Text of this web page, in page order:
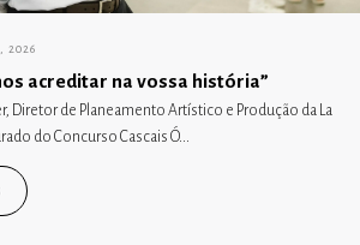
2026
acreditar na vossa história”
Diretor de Planeamento Artístico e Produção da La
do Concurso Cascais Ó...